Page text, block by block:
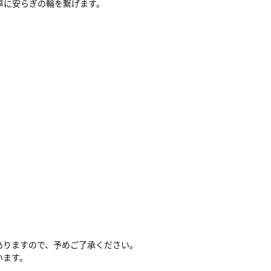
安らぎの輪を繋げます。
ますので、予めご了承ください。
す。